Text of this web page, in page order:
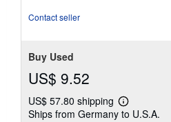
Contact seller
Buy Used
US$ 9.52
US$ 57.80 shipping
Learn
more
Ships from Germany to U.S.A.